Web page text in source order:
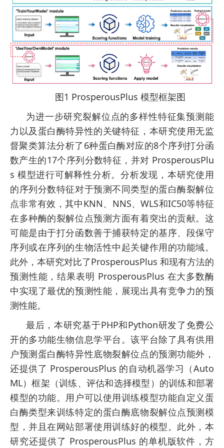
图1 ProsperousPlus 模型框架图
为进一步研究裂解位点的多样性特征集预测能
力以及蛋白酶特异性的关键特征，本研究使用无监
督聚类算法分析了6种蛋白酶对应的8个序列打分函
数产生的17个序列分数特征，并对 ProsperousPlu
s 模型进行可解释性分析。分析发现，本研究使用
的序列分数特征对于预测不同类型的蛋白酶裂解位
点非常有效，其中KNN、NNS、WLS和IC50等特征
在多种酶的裂解位点预测方面有着突出的贡献。这
可能是由于打分函数善于捕获特定的基序、段保守
序列或在序列的生物活性中起关键作用的功能域。
此外，本研究对比了ProsperousPlus 和现有方法的
预测性能，结果表明 ProsperousPlus 在大多数酶
中实现了最优的预测性能，展现出具有竞争力的预
测性能。
最后，本研究基于PHP和Python研发了免费公
开的多功能生物信息学平台。该平台除了具有供用
户预测蛋白酶特异性底物裂解位点的预测功能外，
还提供了 ProsperousPlus 的自动机器学习（Auto
ML）框架（训练、评估和选择模型）的训练和部署
模型的功能。用户可以使用训练模型功能自定义蛋
白酶类型来训练特定的蛋白酶底物裂解位点预测模
型，并且在网站部署使用训练好的模型。此外，本
研究还提供了 ProsperousPlus 的单机版软件，方